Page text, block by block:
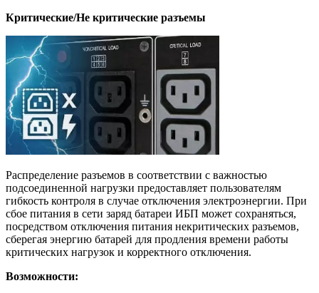
Критические/Не критические разъемы
Распределение разъемов в соответствии с важностью
подсоединенной нагрузки предоставляет пользователям
гибкость контроля в случае отключения электроэнергии. При
сбое питания в сети заряд батареи ИБП может сохраняться,
посредством отключения питания некритических разъемов,
сберегая энергию батарей для продления времени работы
критических нагрузок и корректного отключения.
Возможности: